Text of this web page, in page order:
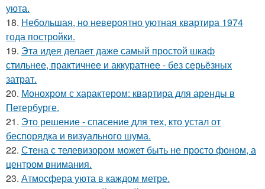
уюта.
18. Небольшая, но невероятно уютная квартира 1974
года постройки.
19. Эта идея делает даже самый простой шкаф
стильнее, практичнее и аккуратнее - без серьёзных
затрат.
20. Монохром с характером: квартира для аренды в
Петербурге.
21. Это решение - спасение для тех, кто устал от
беспорядка и визуального шума.
22. Стена с телевизором может быть не просто фоном, а
центром внимания.
23. Атмосфера уюта в каждом метре.